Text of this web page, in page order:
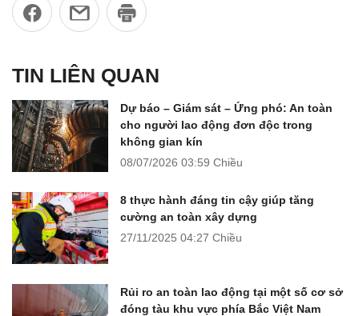
TIN LIÊN QUAN
Dự báo – Giám sát – Ứng phó: An toàn
cho người lao động đơn độc trong
không gian kín
08/07/2026 03:59 Chiều
8 thực hành đáng tin cậy giúp tăng
cường an toàn xây dựng
27/11/2025 04:27 Chiều
Rủi ro an toàn lao động tại một số cơ sở
đóng tàu khu vực phía Bắc Việt Nam